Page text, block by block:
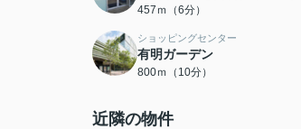
457ｍ（6分）
ショッピングセンター
有明ガーデン
800ｍ（10分）
近隣の物件